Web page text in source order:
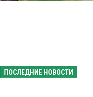
ПОСЛЕДНИЕ НОВОСТИ